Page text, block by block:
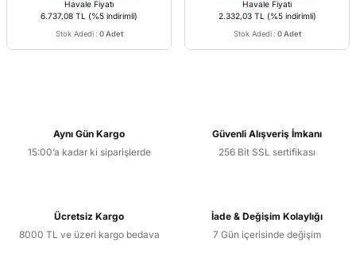
Havale Fiyatı
6.737,08 TL (%5 indirimli)
Stok Adedi : 0 Adet
Havale Fiyatı
2.332,03 TL
(%5 indirimli)
Stok Adedi : 0 Adet
Aynı Gün Kargo
15:00’a kadar ki siparişlerde
Güvenli Alışveriş İmkanı
256 Bit SSL sertifikası
Ücretsiz Kargo
8000 TL ve üzeri kargo bedava
İade & Değişim Kolaylığı
7 Gün içerisinde değişim